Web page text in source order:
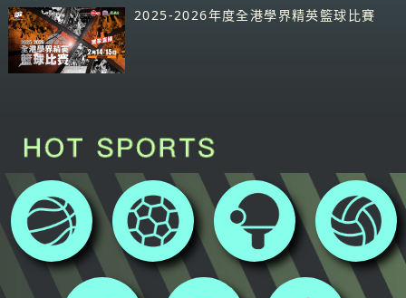
2025-2026年度全港學界精英籃球比賽